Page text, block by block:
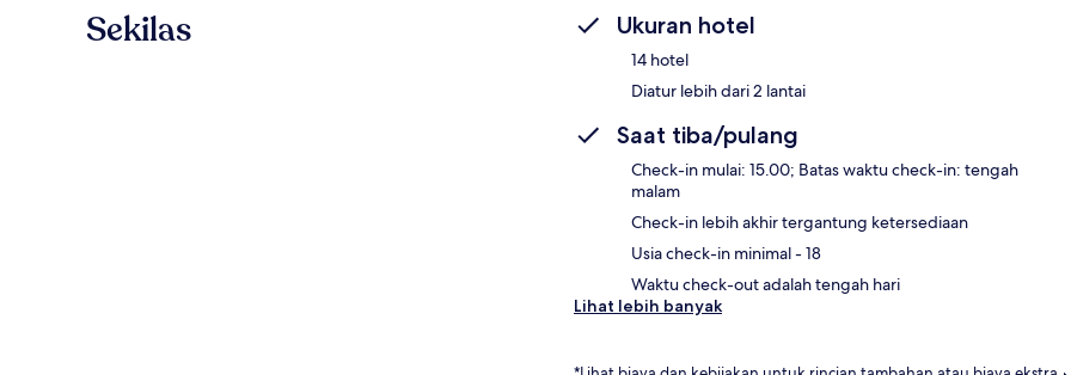
Sekilas Ukuran hotel
14 hotel
Diatur lebih dari 2 lantai
Saat tiba/pulang
Check-in mulai: 15.00; Batas waktu check-in: tengah
malam
Check-in lebih akhir tergantung ketersediaan
Usia check-in minimal - 18
Waktu check-out adalah tengah hari
Lihat lebih banyak